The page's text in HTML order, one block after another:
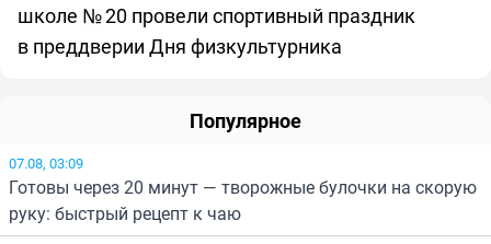
школе № 20 провели спортивный праздник
в преддверии Дня физкультурника
Популярное
07.08, 03:09
Готовы через 20 минут — творожные булочки на скорую
руку: быстрый рецепт к чаю